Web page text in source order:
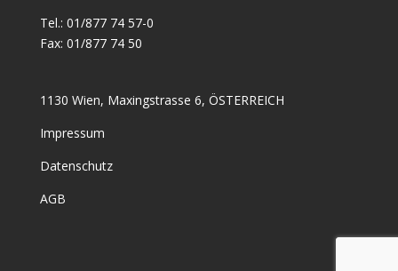
Tel.: 01/877 74 57-0
Fax: 01/877 74 50
1130 Wien, Maxingstrasse 6, ÖSTERREICH
Impressum
Datenschutz
AGB